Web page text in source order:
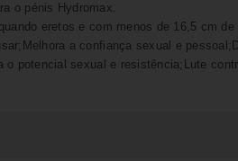
o pénis Hydromax.
eretos e com menos de 16,5 cm
a confiança sexual e
potencial sexual e resistência;Lute